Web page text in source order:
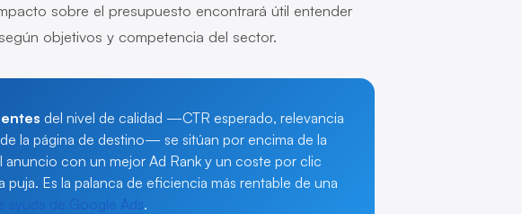
sobre el presupuesto encontrará útil entender
según objetivos y competencia del sector.
del nivel de calidad —CTR esperado, relevancia
la página de destino— se sitúan por encima de la
anuncio con un mejor Ad Rank y un coste por clic
puja. Es la palanca de eficiencia más rentable de una
ayuda de Google Ads.